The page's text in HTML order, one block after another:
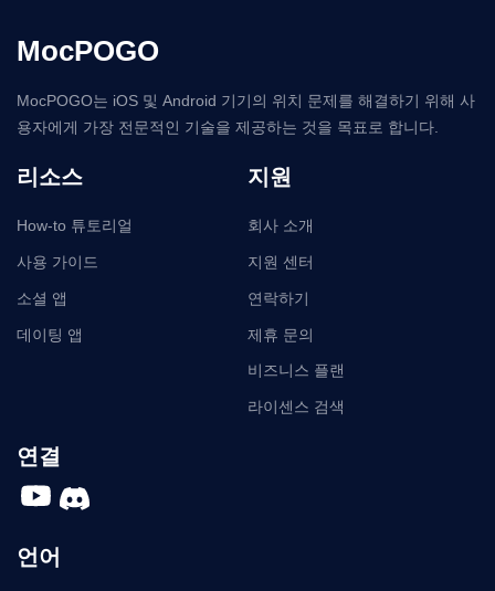
MocPOGO
MocPOGO는 iOS 및 Android 기기의 위치 문제를 해결하기 위해 사
용자에게 가장 전문적인 기술을 제공하는 것을 목표로 합니다.
리소스
How-to 튜토리얼
사용 가이드
소셜 앱
데이팅 앱
지원
회사 소개
지원 센터
연락하기
제휴 문의
비즈니스 플랜
라이센스 검색
연결
언어